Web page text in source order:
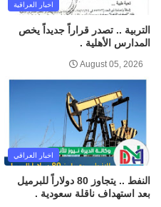
اخبار العراقية
التربية .. تصدر قراراً جديداً يخص
المدارس الأهلية .
August 05, 2026
اخبار العراقي
النفط .. يتجاوز 80 دولاراً للبرميل
بعد استهداف ناقلة سعودية .